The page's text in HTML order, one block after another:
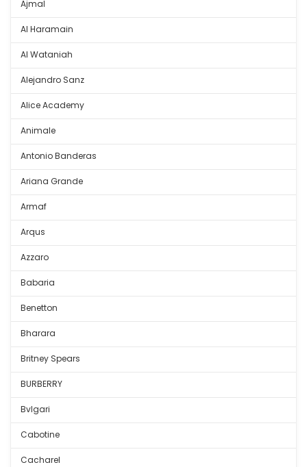
Ajmal
Al Haramain
Al Wataniah
Alejandro Sanz
Alice Academy
Animale
Antonio Banderas
Ariana Grande
Armaf
Arqus
Azzaro
Babaria
Benetton
Bharara
Britney Spears
BURBERRY
Bvlgari
Cabotine
Cacharel